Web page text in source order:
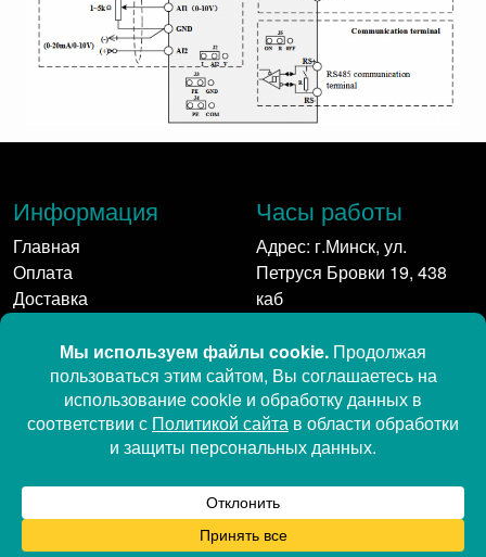
Информация
Главная
Оплата
Доставка
Часы работы
Адрес: г.Минск, ул.
Петруся Бровки 19, 438
каб
Контакты
+375 17 350-11-58
+375 29 542 41 61
+375 29 689-11-23 (Viber,
Telegram, MAX)
Мы в сети: